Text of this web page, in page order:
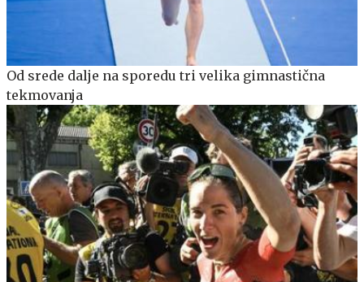
Od srede dalje na sporedu tri velika gimnastična
tekmovanja